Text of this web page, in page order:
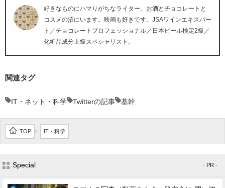
好きなものにハマりがちなライター。お酒とチョコレートと
コスメの沼にいます。映画も好きです。JSAワインエキスパー
ト／チョコレートプロフェッショナル／日本ビール検定2級／
化粧品成分上級スペシャリスト。
関連タグ
IT・ネット・科学 Twitterの記事 基幹
TOP > IT・科学
Special - PR -